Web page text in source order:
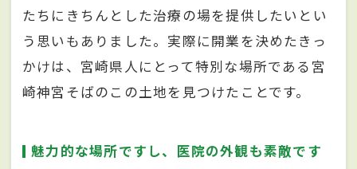
たちにきちんとした治療の場を提供したいとい
う思いもありました。実際に開業を決めたきっ
かけは、宮崎県人にとって特別な場所である宮
崎神宮そばのこの土地を見つけたことです。
魅力的な場所ですし、医院の外観も素敵です